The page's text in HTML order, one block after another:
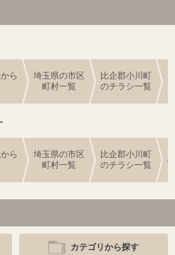
ら
埼玉県の市区
町村一覧
比企郡小川町
のチラシ一覧
ら
埼玉県の市区
町村一覧
比企郡小川町
のチラシ一覧
カテゴリから探す